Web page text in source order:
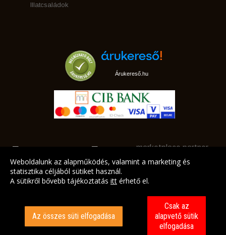
Illatcsaládok
Árukereső.hu
marketplace partner
Weboldalunk az alapműködés, valamint a marketing és
statisztika céljából sütiket használ.
A sütikről bővebb tájékoztatás itt érhető el.
Az összes süti elfogadása
Csak az
alapvető sütik
elfogadása